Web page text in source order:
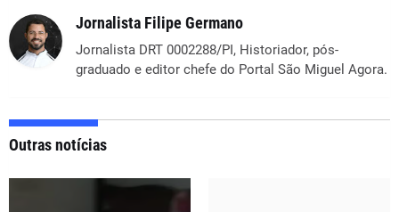
Jornalista Filipe Germano
Jornalista DRT 0002288/PI, Historiador, pós-
graduado e editor chefe do Portal São Miguel Agora.
Outras notícias